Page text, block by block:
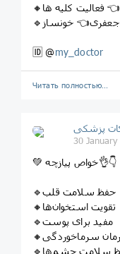
فعالیت کلیه ها
🔹جعفری👈 خونساز
🆔 @my_doctor
Читать полностью…
پزشکی
30
💚 خواص پیازچه👌👇
🔹حفظ سلامت قلب
🔸تقویت استخوان‌ها
🔹مفید برای پوست
سرماخوردگی
سلامت چشم‌ها